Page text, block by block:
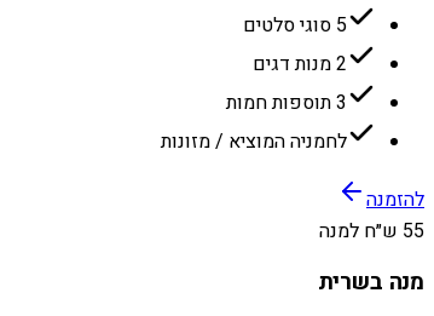
5 סוגי סלטים
2 מנות דגים
3 תוספות חמות
לחמניה המוציא / מזונות
להזמנה
55 ש״ח למנה
מנה בשרית